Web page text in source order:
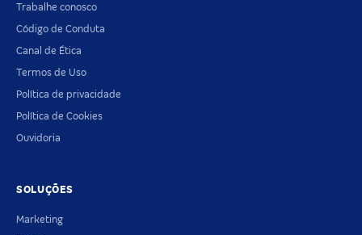
Trabalhe conosco
Código de Conduta
Canal de Ética
Termos de Uso
Política de privacidade
Política de Cookies
Ouvidoria
SOLUÇÕES
Marketing